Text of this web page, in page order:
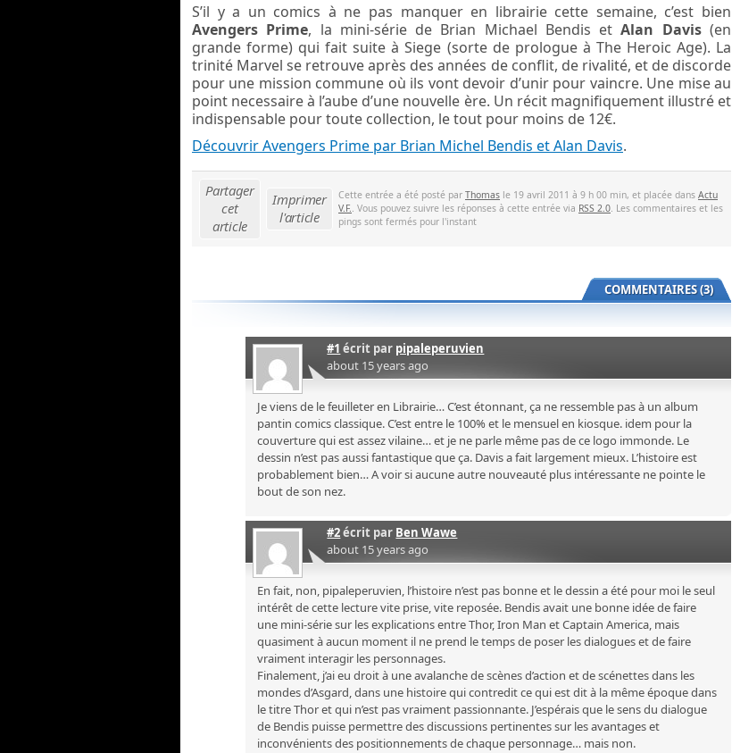
S’il y a un comics à ne pas manquer en librairie cette semaine, c’est bien
Avengers Prime, la mini-série de Brian Michael Bendis etAlan Davis(en
grande forme) qui fait suite à Siege (sorte de prologue à The Heroic Age). La
trinité Marvel se retrouve après des années de conflit, de rivalité, et de discorde
pour une mission commune où ils vont devoir d’unir pour vaincre. Une mise au
point necessaire à l’aube d’une nouvelle ère. Un récit magnifiquement illustré et
indispensable pour toute collection, le tout pour moins de 12€.
Découvrir Avengers Prime par Brian Michel Bendis et Alan Davis.
Partager
cet
article
Imprimer
l'article
Cette entrée a été posté par Thomas le 19 avril 2011 à 9 h 00 min, et placée dans Actu
V.F.. Vous pouvez suivre les réponses à cette entrée via RSS 2.0. Les commentaires et les
pings sont fermés pour l'instant
COMMENTAIRES (3)
#1 écrit par pipaleperuvien
about 15 years ago
Je viens de le feuilleter en Librairie… C’est étonnant, ça ne ressemble pas à un album
pantin comics classique. C’est entre le 100% et le mensuel en kiosque. idem pour la
couverture qui est assez vilaine… et je ne parle même pas de ce logo immonde. Le
dessin n’est pas aussi fantastique que ça. Davis a fait largement mieux. L’histoire est
probablement bien… A voir si aucune autre nouveauté plus intéressante ne pointe le
bout de son nez.
#2écrit par Ben Wawe
about 15 years ago
En fait, non, pipaleperuvien, l’histoire n’est pas bonne et le dessin a été pour moi le seul
intérêt de cette lecture vite prise, vite reposée. Bendis avait une bonne idée de faire
une mini-série sur les explications entre Thor, Iron Man et Captain America, mais
quasiment à aucun moment il ne prend le temps de poser les dialogues et de faire
vraiment interagir les personnages.
Finalement, j’ai eu droit à une avalanche de scènes d’action et de scénettes dans les
mondes d’Asgard, dans une histoire qui contredit ce qui est dit à la même époque dans
le titre Thor et qui n’est pas vraiment passionnante. J’espérais que le sens du dialogue
de Bendis puisse permettre des discussions pertinentes sur les avantages et
inconvénients des positionnements de chaque personnage… mais non.